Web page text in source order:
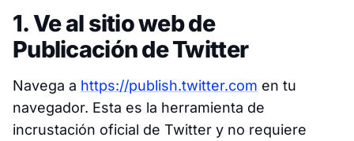
1. Ve al sitio web de
Publicación de Twitter
Navega a https://publish.twitter.com en tu
navegador. Esta es la herramienta de
incrustación oficial de Twitter y no requiere